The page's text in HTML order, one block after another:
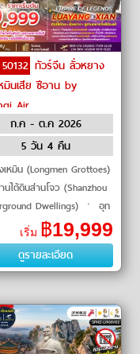
ทัวร์จีน ลั่วหยาง
มินเสีย ซีอาน by
Air
ก.ค - ต.ค 2026
5 วัน 4 คืน
เหมิน (Longmen Grottoes)
นใต้ดินส่านโจว (Shanzhou
Dwellings) ㆍ อุท
ยุนชิวซาน (Yunchiu
ㆍ สุสานทหารดินเผา
Army) ㆍ เจดี�
เริ่ม ฿19,999
ดูรายละเอียด